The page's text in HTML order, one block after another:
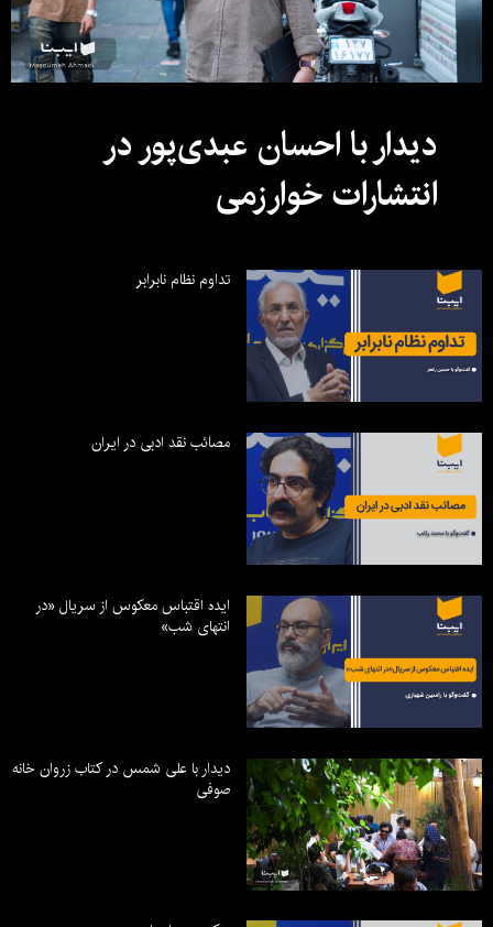
دیدار با احسان عبدی‌پور در
انتشارات خوارزمی
تداوم نظام نابرابر
مصائب نقد ادبی در ایران
ایده اقتباس معکوس از سریال «در
انتهای شب»
دیدار با علی شمس در کتاب زروان خانه
صوفی